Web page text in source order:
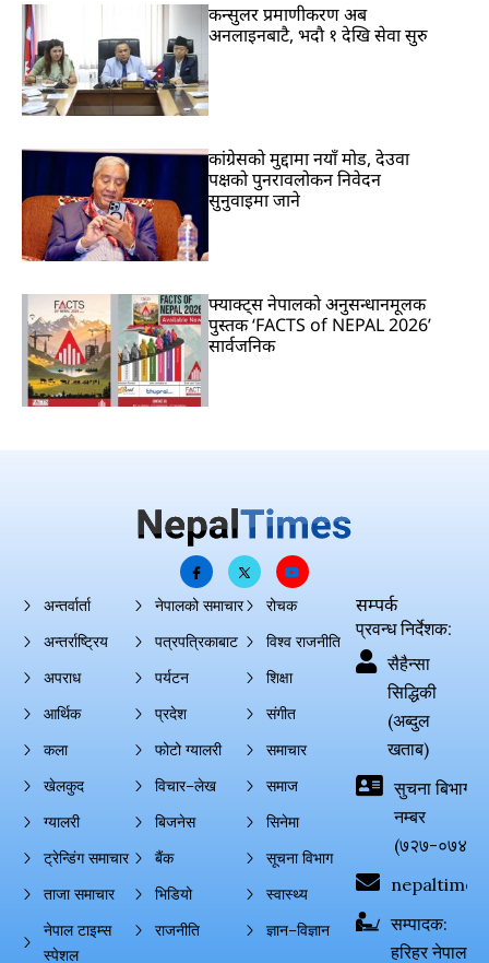
कन्सुलर प्रमाणीकरण अब
अनलाइनबाटै, भदौ १ देखि सेवा सुरु
कांग्रेसको मुद्दामा नयाँ मोड, देउवा
पक्षको पुनरावलोकन निवेदन
सुनुवाइमा जाने
फ्याक्ट्स नेपालको अनुसन्धानमूलक
पुस्तक ‘FACTS of NEPAL 2026’
सार्वजनिक
अन्तर्वार्ता
अन्तर्राष्ट्रिय
अपराध
आर्थिक
कला
खेलकुद
ग्यालरी
ट्रेन्डिंग समाचार
ताजा समाचार
नेपाल टाइम्स
स्पेशल
नेपालको समाचार
पत्रपत्रिकाबाट
पर्यटन
प्रदेश
फोटो ग्यालरी
विचार–लेख
बिजनेस
बैंक
भिडियो
राजनीति
रोचक
विश्व राजनीति
शिक्षा
संगीत
समाचार
समाज
सिनेमा
सूचना विभाग
स्वास्थ्य
ज्ञान–विज्ञान
सम्पर्क
प्रवन्ध निर्देशक:
सैहैन्सा
सिद्धिकी
(अब्दुल
खताब)
सुचना बिभाग
नम्बर
(७२७-०७४-
सम्पादक:
हरिहर नेपाल